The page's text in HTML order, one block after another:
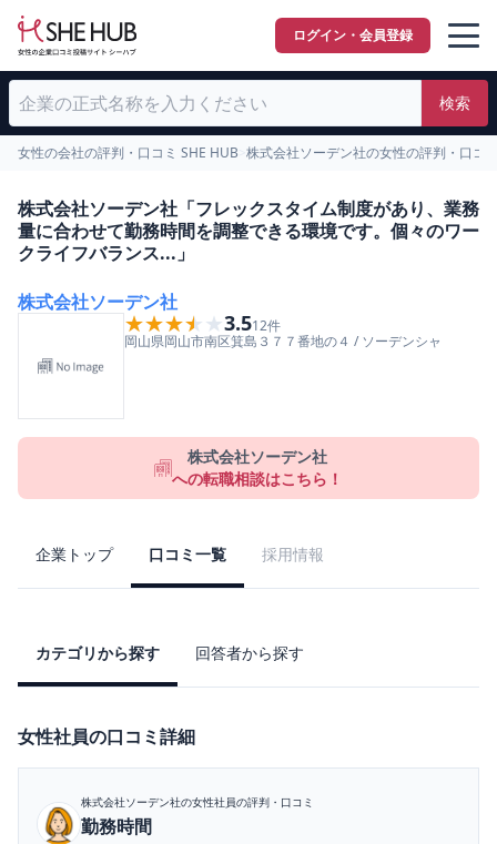
ログイン・会員登録
検索
女性の会社の評判・口コミ SHE HUB 株式会社ソーデン社の女性の評判・口コ
株式会社ソーデン社「フレックスタイム制度があり、業務
量に合わせて勤務時間を調整できる環境です。個々のワー
クライフバランス...」
株式会社ソーデン社
★★★★★
★★★★★3.512件
岡山県岡山市南区箕島３７７番地の４ /ソーデンシャ
株式会社ソーデン社
への転職相談はこちら！
企業トップ 口コミ一覧 採用情報
カテゴリから探す 回答者から探す
女性社員の口コミ詳細
株式会社ソーデン社の女性社員の評判・口コミ
勤務時間